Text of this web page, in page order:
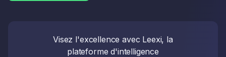
Visez l'excellence avec Leexi, la
plateforme d'intelligence